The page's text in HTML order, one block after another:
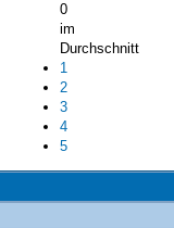
0
im
Durchschnitt
1
2
3
4
5